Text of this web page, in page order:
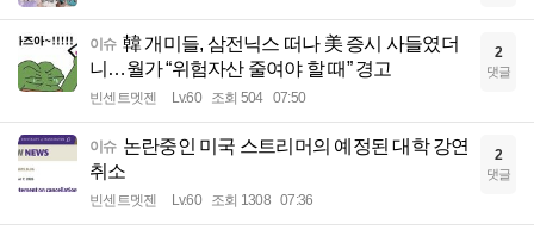
이슈 韓 개미들, 삼전닉스 떠나 美 증시 사들였더
니…월가 “위험자산 줄여야 할 때” 경고
빈센트멧젠 Lv.60 조회 504 07:50
2
댓글
이슈 논란중인 미국 스트리머의 예정된 대학 강연
취소
빈센트멧젠 Lv.60 조회 1308 07:36
2
댓글